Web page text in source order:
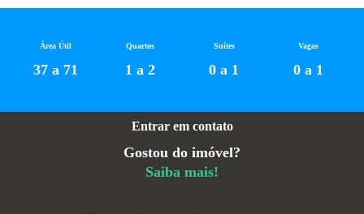
Entrar em contato
Gostou do imóvel?
Saiba mais!
Área Útil
37 a 71
Quartos
1 a 2
Suítes
0 a 1
Vagas
0 a 1